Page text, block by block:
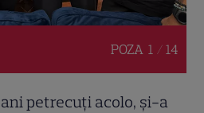
POZA 1 / 14
petrecuți acolo, și-a